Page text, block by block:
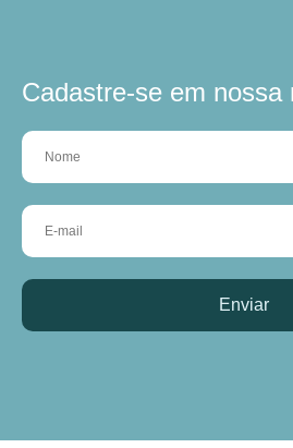
Cadastre-se em nossa